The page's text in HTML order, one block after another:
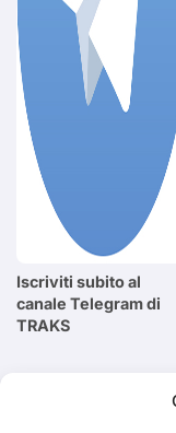
Iscriviti subito al
canale Telegram di
TRAKS